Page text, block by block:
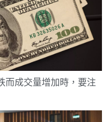
而成交量增加時，要注